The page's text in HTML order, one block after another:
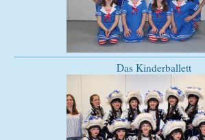
Das Kinderballett